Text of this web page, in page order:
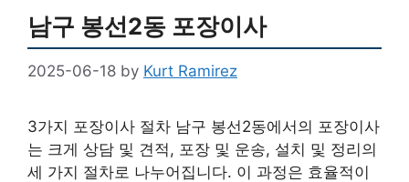
남구 봉선2동 포장이사
2025-06-18 by Kurt Ramirez
3가지 포장이사 절차 남구 봉선2동에서의 포장이사
는 크게 상담 및 견적, 포장 및 운송, 설치 및 정리의
세 가지 절차로 나누어집니다. 이 과정은 효율적이